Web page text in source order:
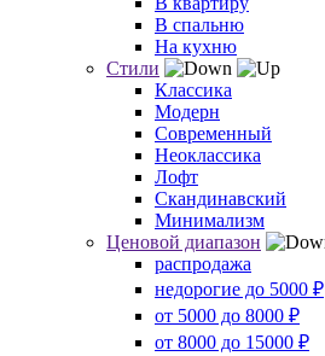
В спальню
На кухню
Стили
Классика
Модерн
Современный
Неоклассика
Лофт
Скандинавский
Минимализм
Ценовой диапазон
распродажа
недорогие до 5000 ₽
от 5000 до 8000 ₽
от 8000 до 15000 ₽